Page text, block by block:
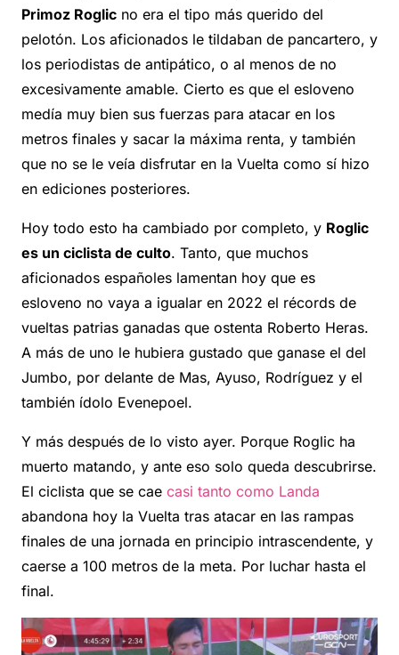
Primoz Roglic no era el tipo más querido del
pelotón. Los aficionados le tildaban de pancartero, y
los periodistas de antipático, o al menos de no
excesivamente amable. Cierto es que el esloveno
medía muy bien sus fuerzas para atacar en los
metros finales y sacar la máxima renta, y también
que no se le veía disfrutar en la Vuelta como sí hizo
en ediciones posteriores.
Hoy todo esto ha cambiado por completo, y Roglic
es un ciclista de culto. Tanto, que muchos
aficionados españoles lamentan hoy que es
esloveno no vaya a igualar en 2022 el récords de
vueltas patrias ganadas que ostenta Roberto Heras.
A más de uno le hubiera gustado que ganase el del
Jumbo, por delante de Mas, Ayuso, Rodríguez y el
también ídolo Evenepoel.
Y más después de lo visto ayer. Porque Roglic ha
muerto matando, y ante eso solo queda descubrirse.
El ciclista que se cae casi tanto como Landa
abandona hoy la Vuelta tras atacar en las rampas
finales de una jornada en principio intrascendente, y
caerse a 100 metros de la meta. Por luchar hasta el
final.